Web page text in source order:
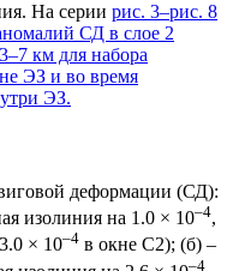
На серии рис. 3–рис. 8
СД в слое 2
км для набора
ЭЗ и во время
ЭЗ.
деформации (СД):
изолиния на 1.0 × 10–4,
× 10–4 в окне С2); (б) –
–4